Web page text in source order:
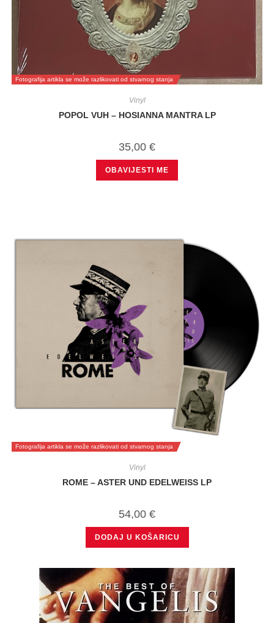
Fotografija artikla se može razlikovati od stvarnog stanja
Vinyl
POPOL VUH – HOSIANNA MANTRA LP
35,00 €
OBAVIJESTI ME
Fotografija artikla se može razlikovati od stvarnog stanja
Vinyl
ROME – ASTER UND EDELWEISS LP
54,00 €
DODAJ U KOŠARICU